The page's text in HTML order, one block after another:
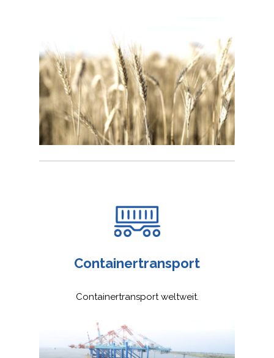
Containertransport
Containertransport weltweit.